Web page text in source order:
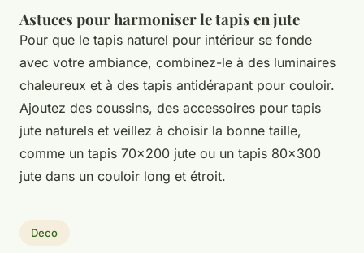
Astuces pour harmoniser le tapis en jute
Pour que le tapis naturel pour intérieur se fonde
avec votre ambiance, combinez-le à des luminaires
chaleureux et à des tapis antidérapant pour couloir.
Ajoutez des coussins, des accessoires pour tapis
jute naturels et veillez à choisir la bonne taille,
comme un tapis 70x200 jute ou un tapis 80x300
jute dans un couloir long et étroit.
Deco